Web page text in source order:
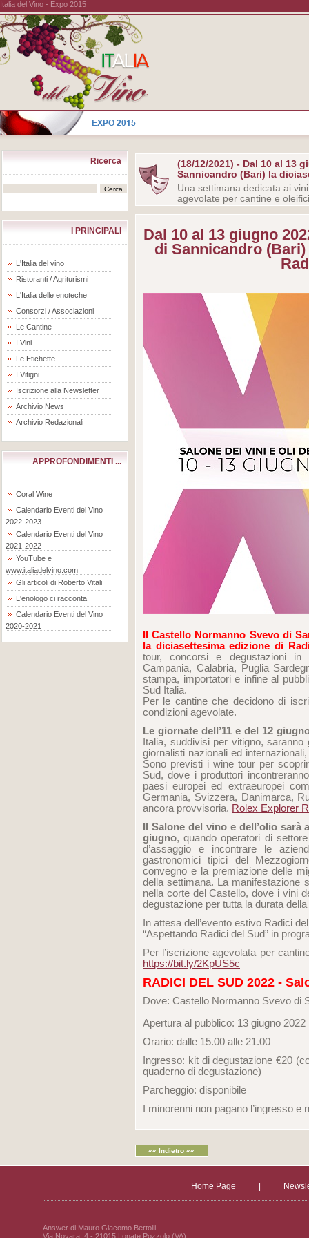
Italia del Vino - Expo 2015
Ricerca
I PRINCIPALI
L'Italia del vino
Ristoranti / Agriturismi
L'Italia delle enoteche
Consorzi / Associazioni
Le Cantine
I Vini
Le Etichette
I Vitigni
Iscrizione alla Newsletter
Archivio News
Archivio Redazionali
APPROFONDIMENTI ...
Coral Wine
Calendario Eventi del Vino
2022-2023
Calendario Eventi del Vino
2021-2022
YouTube e
www.italiadelvino.com
Gli articoli di Roberto Vitali
L'enologo ci racconta
Calendario Eventi del Vino
2020-2021
(18/12/2021) - Dal 10 al 13
Sannicandro (Bari) la
Una settimana dedicata ai
agevolate per cantine e oleifici
Dal 10 al 13 giugno
di Sannicandro
Il Castello Normanno Svevo di
la diciasettesima edizione di
tour, concorsi e degustazioni in
Campania, Calabria, Puglia
stampa, importatori e infine al
Sud Italia.
Per le cantine che decidono di
condizioni agevolate.
Le giornate dell’11 e del 12
Italia, suddivisi per vitigno,
giornalisti nazionali ed
Sono previsti i wine tour per
Sud, dove i produttori
paesi europei ed extraeuropei
Germania, Svizzera, Danimarca,
ancora provvisoria. Rolex Explorer
Il Salone del vino e dell’olio
giugno, quando operatori di
d’assaggio e incontrare le
gastronomici tipici del
convegno e la premiazione delle
della settimana. La manifestazione
nella corte del Castello, dove i vini
degustazione per tutta la durata
In attesa dell’evento estivo Radici
“Aspettando Radici del Sud” in
Per l’iscrizione agevolata per
https://bit.ly/2KpUS5c
RADICI DEL SUD 2022 -
Dove: Castello Normanno Svevo di
Apertura al pubblico: 13 giugno 2022
Orario: dalle 15.00 alle 21.00
Ingresso: kit di degustazione €20
quaderno di degustazione)
Parcheggio: disponibile
I minorenni non pagano l’ingresso
«« Indietro ««
Home Page
Answer di Mauro Giacomo Bertolli
Via Novara, 4 - 21015 Lonate Pozzolo (VA)